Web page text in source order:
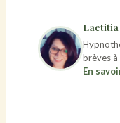
Laetitia
brèves
En